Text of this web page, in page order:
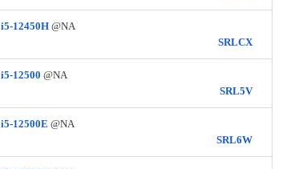
i5-12450H@NA
SRLCX
i5-12500 @NA
SRL5V
i5-12500E @NA
SRL6W